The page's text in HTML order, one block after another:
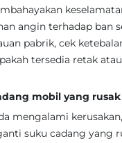
angin terhadap ban
pabrik, cek
tersedia retak
mobil yang rusak
mengalami
suku cadang yang